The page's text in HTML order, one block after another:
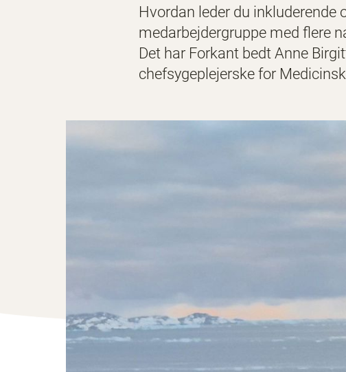
Hvordan leder du inkluderende
medarbejdergruppe med flere
Det har Forkant bedt Anne
chefsygeplejerske for